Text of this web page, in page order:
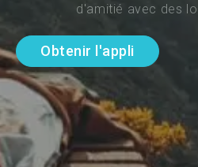
d'amitié avec des
Obtenir l'appli